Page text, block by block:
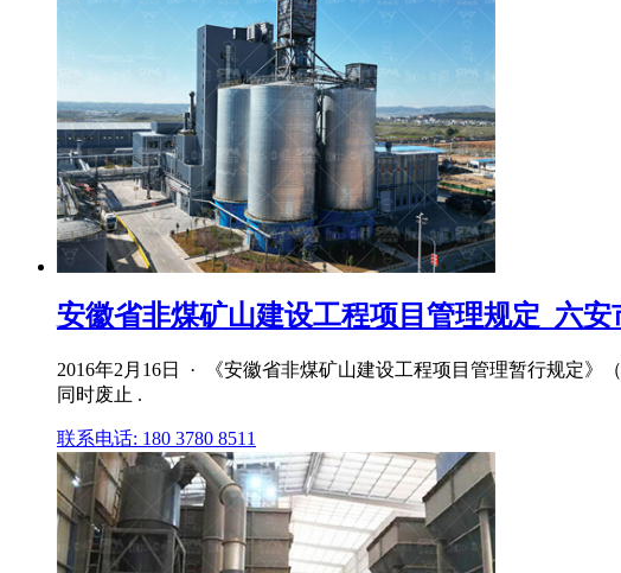
安徽省非煤矿山建设工程项目管理规定_六
2016年2月16日 · 《安徽省非煤矿山建设工程项目管理暂行规定》
同时废止 .
联系电话: 180 3780 8511